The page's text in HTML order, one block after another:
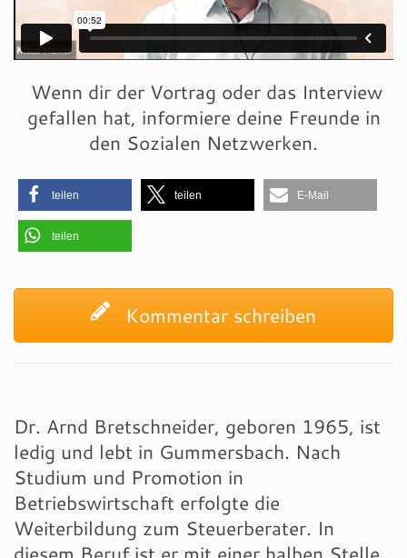
Wenn dir der Vortrag oder das Interview
gefallen hat, informiere deine Freunde in
den Sozialen Netzwerken.
teilen teilen E-Mail
teilen
Kommentar schreiben
Dr. Arnd Bretschneider, geboren 1965, ist
ledig und lebt in Gummersbach. Nach
Studium und Promotion in
Betriebswirtschaft erfolgte die
Weiterbildung zum Steuerberater. In